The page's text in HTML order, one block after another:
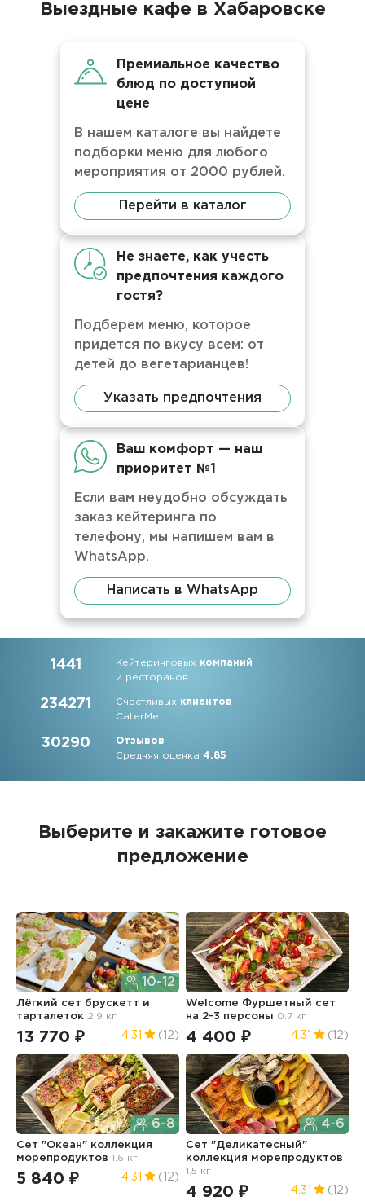
Выездные кафе в Хабаровске
Премиальное качество
блюд по доступной
цене
В нашем каталоге вы найдете
подборки меню для любого
мероприятия от 2000 рублей.
Перейти в каталог
Не знаете, как учесть
предпочтения каждого
гостя?
Подберем меню, которое
придется по вкусу всем: от
детей до вегетарианцев!
Указать предпочтения
Ваш комфорт — наш
приоритет №1
Если вам неудобно обсуждать
заказ кейтеринга по
телефону, мы напишем вам в
WhatsApp.
Написать в WhatsApp
1441 Кейтеринговых компаний
и ресторанов
234271 Счастливых клиентов
CaterMe
30290
Отзывов
Средняя оценка4.85
Выберите и закажите готовое
предложение
10-12
Лёгкий сет брускетт и
тарталеток 2.9 кг
13 770 ₽ 4.31 (12)
Welcome Фуршетный сет
на 2-3 персоны 0.7 кг
4 400 ₽ 4.31 (12)
6-8
Сет "Океан" коллекция
морепродуктов1.6 кг
5 840 ₽ 4.31 (12)
4-6
Сет "Деликатесный"
коллекция морепродуктов
1.5 кг
4 920 ₽ 4.31 (12)